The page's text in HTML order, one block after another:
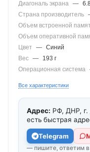
Диагональ экрана —
Страна производитель
Объем встроенной
Объем оперативной
Цвет
— Синий
Вес —
193 г
Операционная система
Все характеристики
Адрес: РФ, ДНР,
есть быстрая
Telegram
— пишите, ответим в